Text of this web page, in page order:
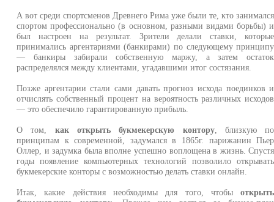
А вот среди спортсменов Древнего Рима уже были те, кто занимался
спортом профессионально (в основном, разными видами борьбы) и
был настроен на результат. Зрители делали ставки, которые
принимались аргентариями (банкирами) по следующему принципу
— банкиры забирали собственную маржу, а затем остаток
распределялся между клиентами, угадавшими итог состязания.
Позже аргентарии стали сами давать прогноз исхода поединков и
отчислять собственный процент на вероятность различных исходов
— это обеспечило гарантированную прибыль.
О том, как открыть букмекерскую контору, близкую по
принципам к современной, задумался в 1865г. парижанин Пьер
Оллер, и задумка была вполне успешно воплощена в жизнь. Спустя
годы появление компьютерных технологий позволило открывать
букмекерские конторы с возможностью делать ставки онлайн.
Итак, какие действия необходимы для того, чтобыоткрыть